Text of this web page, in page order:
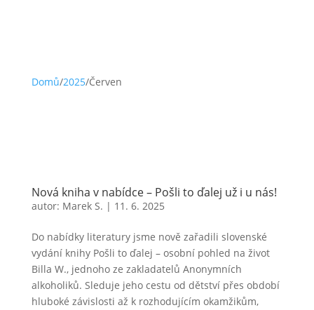
Domů/2025/Červen
Nová kniha v nabídce – Pošli to ďalej už i u nás!
autor: Marek S. | 11. 6. 2025
Do nabídky literatury jsme nově zařadili slovenské
vydání knihy Pošli to ďalej – osobní pohled na život
Billa W., jednoho ze zakladatelů Anonymních
alkoholiků. Sleduje jeho cestu od dětství přes období
hluboké závislosti až k rozhodujícím okamžikům,